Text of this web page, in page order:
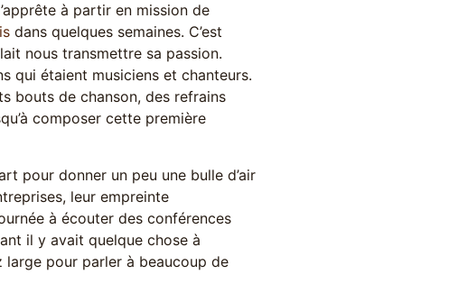
à partir en mission de
dans quelques semaines. C’est
nous transmettre sa passion.
qui étaient musiciens et chanteurs.
bouts de chanson, des refrains
composer cette première
pour donner un peu une bulle d’air
leur empreinte
à écouter des conférences
il y avait quelque chose à
large pour parler à beaucoup de